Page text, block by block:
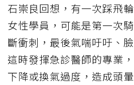
石崇良回想，有一次踩飛
女性學員，可能是第一次
斷衝刺，最後氣喘吁吁、
這時發揮急診醫師的專業
下降或換氣過度，造成頭